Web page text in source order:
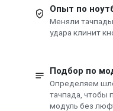
Опыт по
Меняли
удара клинит
Подбор по
Определяем
тачпада, чтобы
модуль без